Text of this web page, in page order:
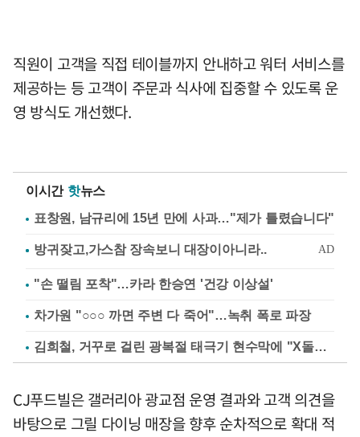
직원이 고객을 직접 테이블까지 안내하고 워터 서비스를
제공하는 등 고객이 주문과 식사에 집중할 수 있도록 운
영 방식도 개선했다.
이시간 핫뉴스
표창원, 남규리에 15년 만에 사과…"제가 틀렸습니다"
"손 떨림 포착"…카라 한승연 '건강 이상설'
차가원 "○○○ 까면 주변 다 죽어"…녹취 폭로 파장
김희철, 거꾸로 걸린 광복절 태극기 현수막에 "X돌았네"
CJ푸드빌은 갤러리아 광교점 운영 결과와 고객 의견을
바탕으로 그릴 다이닝 매장을 향후 순차적으로 확대 적